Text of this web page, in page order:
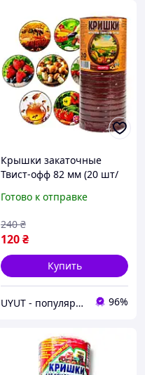
Крышки закаточные
Твист-офф 82 мм (20 шт/
консервации банок с
Полинка
Готово к отправке
120₴
240 ₴
Купить
UYUT - популярные товары премиум качества 96%